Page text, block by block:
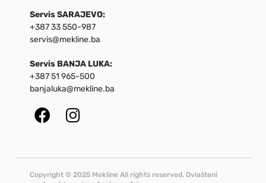
Servis SARAJEVO:
+387 33 550-987
servis@mekline.ba
Servis BANJA LUKA:
+387 51 965-500
banjaluka@mekline.ba
Copyright © 2025 Mekline All rights reserved. Ovlašteni